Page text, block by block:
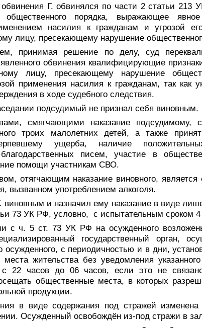
Г. обвинялся по части 2 статьи 213 УК
общественного порядка, выражающее
насилия к гражданам и угрозой
лицу, пресекающему нарушение
принимая решение по делу, суд
обвинения квалифицирующие
лицу, пресекающему нарушение
применения насилия к гражданам, так как
в ходе судебного следствия.
подсудимый не признал себя виновным.
смягчающими наказание
троих малолетних детей, а также
ущерба, наличие
писем, участие в
помощи участникам СВО.
отягчающим наказание виновного,
вызванном употреблением алкоголя.
виновным и назначил ему наказание в виде
73 УК РФ, условно, с испытательным сроком 4
с ч. 5 ст. 73 УК РФ на осужденного
государственный орган,
осужденного, с периодичностью и в дни,
места жительства без уведомления
с 22 часов до 06 часов, если это не
общественные места, в которых
продукции.
в виде содержания под стражей
Осужденный освобождён из-под стражи в